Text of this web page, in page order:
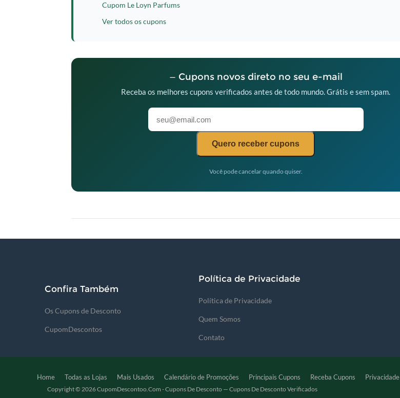
Cupom Le Loyn Parfums
Ver todos os cupons
— Cupons novos direto no seu e-mail
Receba os melhores cupons verificados antes de todo mundo. Grátis e sem spam.
Quero receber cupons
Você pode cancelar quando quiser.
Confira Também
Os Cupons de Desconto
CupomDescontos
Política de Privacidade
Política de Privacidade
Quem Somos
Contato
Home Todas as Lojas Mais Usados Calendário de Promoções Principais Cupons Receba Cupons Privacidade
Copyright © 2026 CupomDescontoo.com - Cupons De Desconto — Cupons De Desconto Verificados